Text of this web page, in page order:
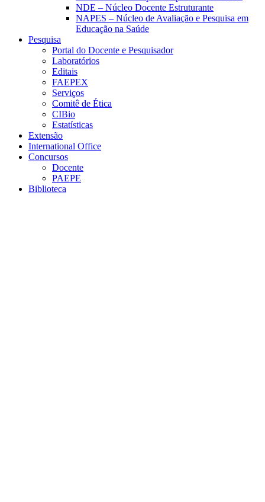
NDE – Núcleo Docente Estruturante
NAPES – Núcleo de Avaliação e Pesquisa em
Educação na Saúde
Pesquisa
Portal do Docente e Pesquisador
Laboratórios
Editais
FAEPEX
Serviços
Comitê de Ética
CIBio
Estatísticas
Extensão
International Office
Concursos
Docente
PAEPE
Biblioteca